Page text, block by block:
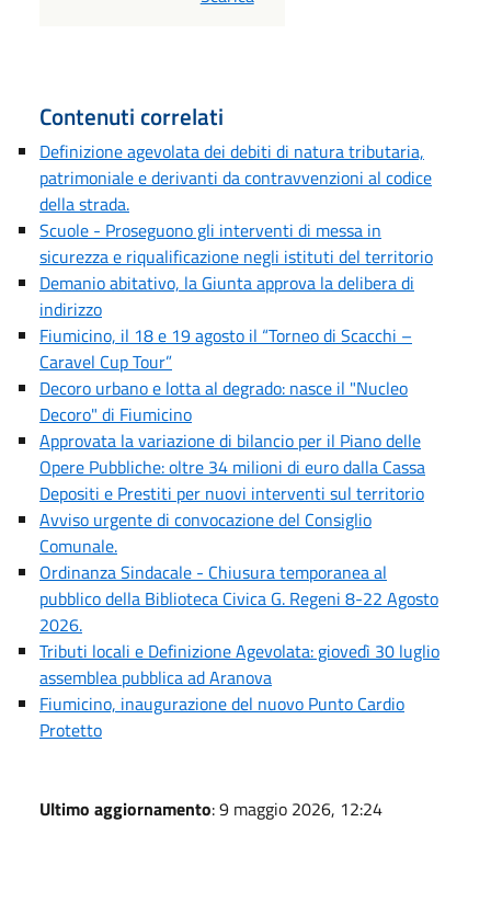
Contenuti correlati
Definizione agevolata dei debiti di natura tributaria,
patrimoniale e derivanti da contravvenzioni al codice
della strada.
Scuole - Proseguono gli interventi di messa in
sicurezza e riqualificazione negli istituti del territorio
Demanio abitativo, la Giunta approva la delibera di
indirizzo
Fiumicino, il 18 e 19 agosto il “Torneo di Scacchi –
Caravel Cup Tour”
Decoro urbano e lotta al degrado: nasce il "Nucleo
Decoro" di Fiumicino
Approvata la variazione di bilancio per il Piano delle
Opere Pubbliche: oltre 34 milioni di euro dalla Cassa
Depositi e Prestiti per nuovi interventi sul territorio
Avviso urgente di convocazione del Consiglio
Comunale.
Ordinanza Sindacale - Chiusura temporanea al
pubblico della Biblioteca Civica G. Regeni 8-22 Agosto
2026.
Tributi locali e Definizione Agevolata: giovedì 30 luglio
assemblea pubblica ad Aranova
Fiumicino, inaugurazione del nuovo Punto Cardio
Protetto
Ultimo aggiornamento: 9 maggio 2026, 12:24